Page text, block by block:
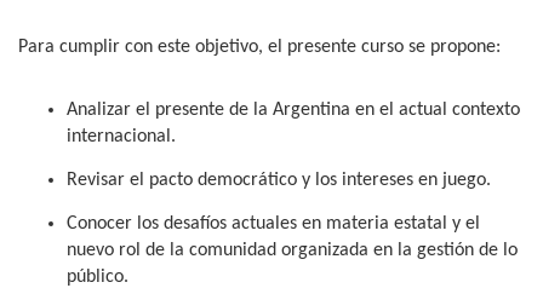
Para cumplir con este objetivo, el presente curso se propone:
Analizar el presente de la Argentina en el actual contexto
internacional.
Revisar el pacto democrático y los intereses en juego.
Conocer los desafíos actuales en materia estatal y el
nuevo rol de la comunidad organizada en la gestión de lo
público.